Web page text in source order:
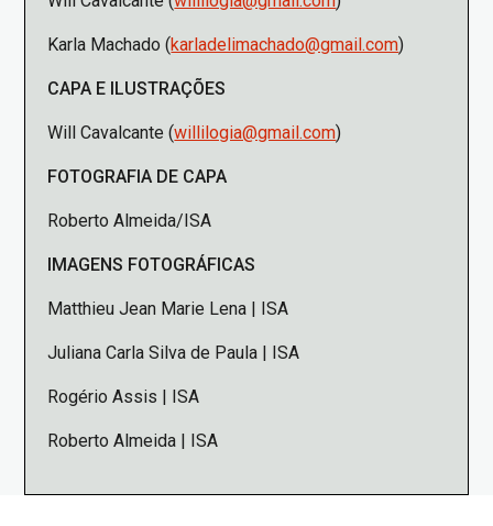
Karla Machado (karladelimachado@gmail.com)
CAPA E ILUSTRAÇÕES
Will Cavalcante (willilogia@gmail.com)
FOTOGRAFIA DE CAPA
Roberto Almeida/ISA
IMAGENS FOTOGRÁFICAS
Matthieu Jean Marie Lena | ISA
Juliana Carla Silva de Paula | ISA
Rogério Assis | ISA
Roberto Almeida | ISA